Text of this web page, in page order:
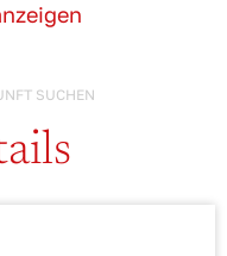
SUCHEN